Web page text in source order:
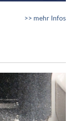
>> mehr Infos